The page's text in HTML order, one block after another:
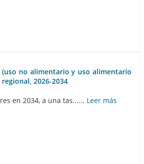
no alimentario y uso alimentario
2026-2034
en 2034, a una tas...... Leer más